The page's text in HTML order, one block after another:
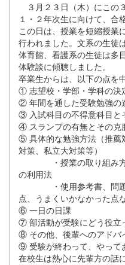
３月２３日（木）にこの
１・２年次生に向けて、合
この日は、授業を短縮授業
行われました。文系の生徒
体育館、看護系の生徒は多
体験談に傾聴しました。
卒業生からは、以下の点を
① 志望校・学部・学科の決
② 年間を通した受験勉強の
③ 入試科目の不得意科目と
④ スランプの有無とその克
⑤ 具体的な勉強方法（推薦
対策、私立大対策等）
・授業の取り組
の利用法
・使用参考書、
点、うまくいかなかった点
⑥ 一日の日課
⑦ 部活動が受験にどう役立
⑧ その他、後輩へのアドバ
⑨ 受験が終わって、やって
在校生は熱心に先輩方の話